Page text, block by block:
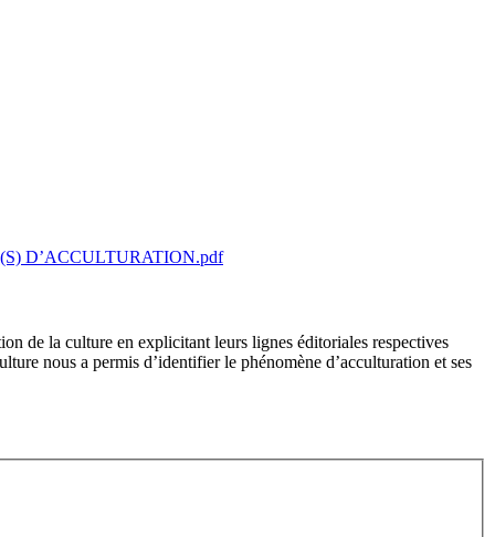
D’ACCULTURATION.pdf
de la culture en explicitant leurs lignes éditoriales respectives
nous a permis d’identifier le phénomène d’acculturation et ses